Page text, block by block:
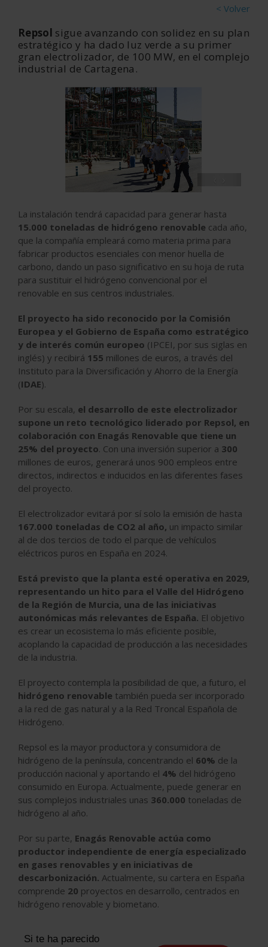
< Volver
Repsol sigue avanzando con solidez en su plan
estratégico y ha dado luz verde a su primer
gran electrolizador, de 100 MW, en el complejo
industrial de Cartagena.
La instalación tendrá capacidad para generar hasta
15.000 toneladas de hidrógeno renovable cada año,
que la compañía empleará como materia prima para
fabricar productos esenciales con menor huella de
carbono, dando un paso significativo en su hoja de ruta
para sustituir el hidrógeno convencional por el
renovable en sus centros industriales.
El proyecto ha sido reconocido por la Comisión
Europea y el Gobierno de España como estratégico
y de interés común europeo (IPCEI, por sus siglas en
inglés) y recibirá 155 millones de euros, a través del
Instituto para la Diversificación y Ahorro de la Energía
(IDAE).
Por su escala, el desarrollo de este electrolizador
supone un reto tecnológico liderado por Repsol, en
colaboración con Enagás Renovable que tiene un
25% del proyecto. Con una inversión superior a 300
millones de euros, generará unos 900 empleos entre
directos, indirectos e inducidos en las diferentes fases
del proyecto.
El electrolizador evitará por sí solo la emisión de hasta
167.000 toneladas de CO2 al año, un impacto similar
al de dos tercios de todo el parque de vehículos
eléctricos puros en España en 2024.
Está previsto que la planta esté operativa en 2029,
representando un hito para el Valle del Hidrógeno
de la Región de Murcia, una de las iniciativas
autonómicas más relevantes de España. El objetivo
es crear un ecosistema lo más eficiente posible,
acoplando la capacidad de producción a las necesidades
de la industria.
El proyecto contempla la posibilidad de que, a futuro, el
hidrógeno renovable también pueda ser incorporado
a la red de gas natural y a la Red Troncal Española de
Hidrógeno.
Repsol es la mayor productora y consumidora de
hidrógeno de la península, concentrando el 60% de la
producción nacional y aportando el 4% del hidrógeno
consumido en Europa. Actualmente, puede generar en
sus complejos industriales unas 360.000 toneladas de
hidrógeno al año.
Por su parte, Enagás Renovable actúa como
productor independiente de energía especializado
en gases renovables y en iniciativas de
descarbonización. Actualmente, su cartera en España
comprende 20 proyectos en desarrollo, centrados en
hidrógeno renovable y biometano.
Si te ha parecido